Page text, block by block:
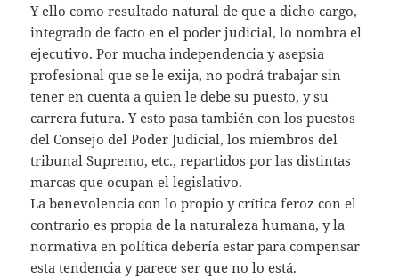
Y ello como resultado natural de que a dicho cargo,
integrado de facto en el poder judicial, lo nombra el
ejecutivo. Por mucha independencia y asepsia
profesional que se le exija, no podrá trabajar sin
tener en cuenta a quien le debe su puesto, y su
carrera futura. Y esto pasa también con los puestos
del Consejo del Poder Judicial, los miembros del
tribunal Supremo, etc., repartidos por las distintas
marcas que ocupan el legislativo.
La benevolencia con lo propio y crítica feroz con el
contrario es propia de la naturaleza humana, y la
normativa en política debería estar para compensar
esta tendencia y parece ser que no lo está.